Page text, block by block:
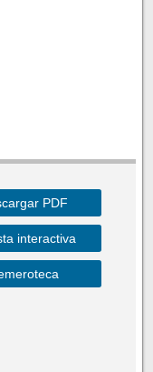
PDF
interactiva